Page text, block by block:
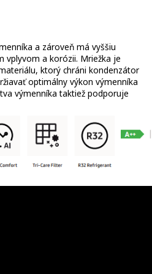
a zároveň má vyššiu
a korózii. Mriežka je
ktorý chráni kondenzátor
optimálny výkon výmenníka
výmenníka taktiež podporuje